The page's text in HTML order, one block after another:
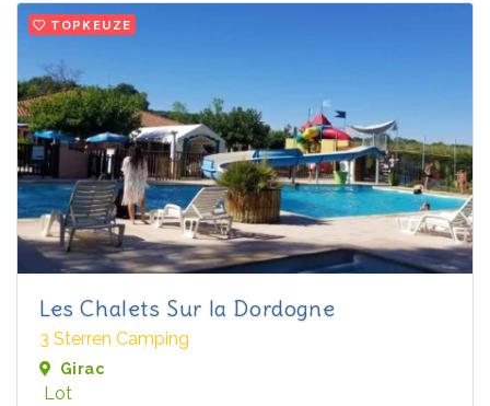
TOPKEUZE
Les Chalets Sur la Dordogne
3 Sterren Camping
Girac
Lot